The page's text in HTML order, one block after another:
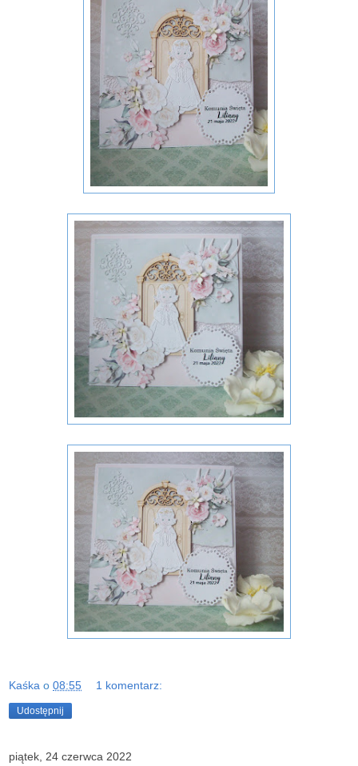
Kaśka o 08:55 1 komentarz:
Udostępnij
piątek, 24 czerwca 2022